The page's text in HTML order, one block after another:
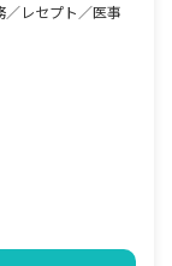
レセプト／医事